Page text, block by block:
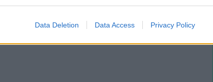
Data Deletion Data Access Privacy Policy